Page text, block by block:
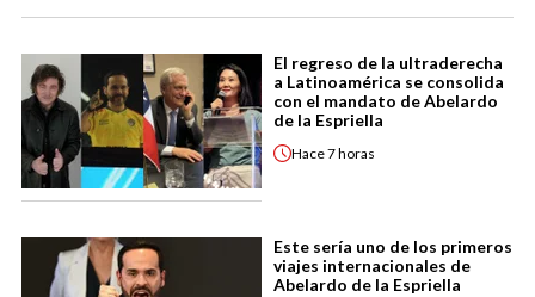
El regreso de la ultraderecha
a Latinoamérica se consolida
con el mandato de Abelardo
de la Espriella
Hace7 horas
Este sería uno de los primeros
viajes internacionales de
Abelardo de la Espriella